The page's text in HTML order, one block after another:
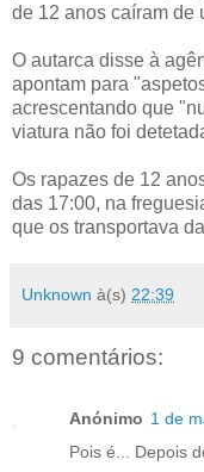
de 12 anos caíram de
O autarca disse à
apontam para
acrescentando que
viatura não foi
Os rapazes de 12
das 17:00, na
que os transportava
Unknown à(s) 22:39
9 comentários:
Anónimo 1 de
Pois é... Depois